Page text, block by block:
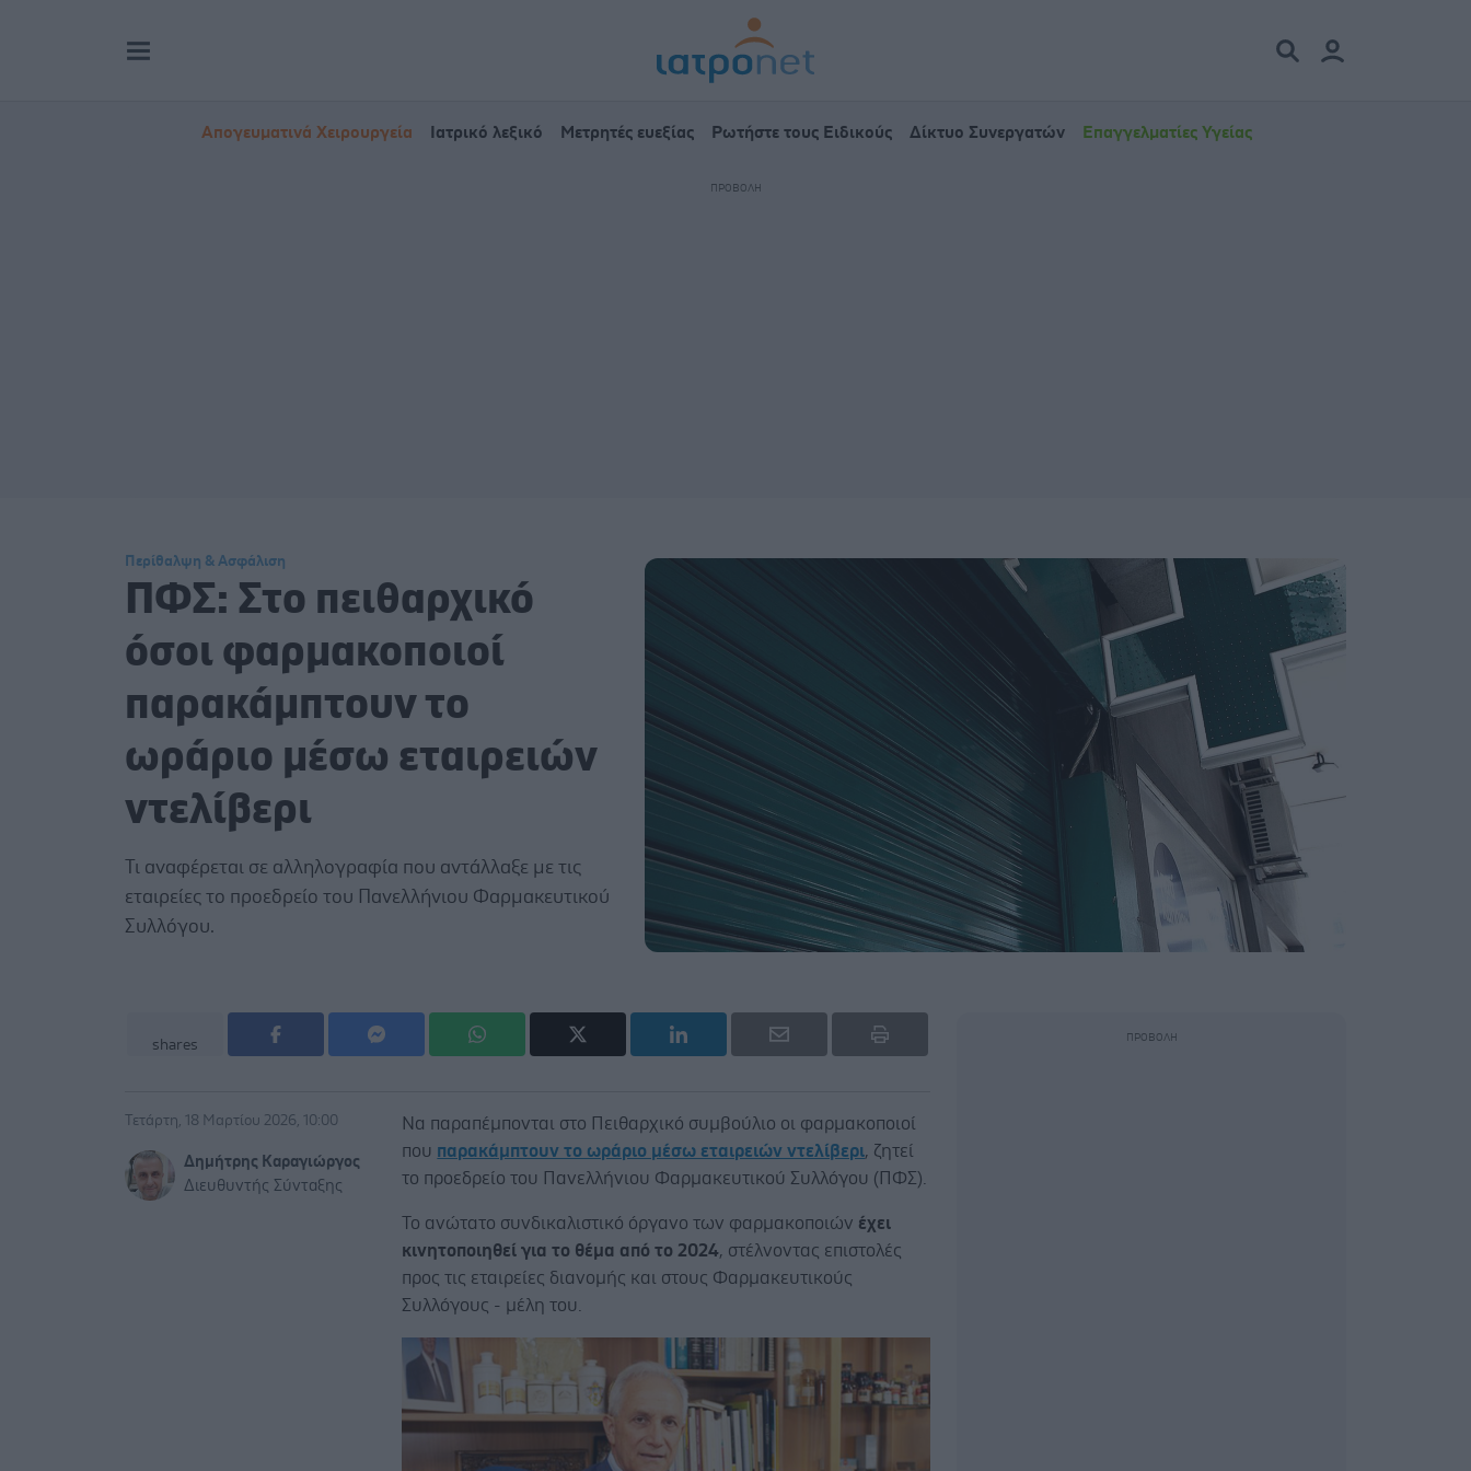
Απογευματινά Χειρουργεία Ιατρικό λεξικό Μετρητές ευεξίας Ρωτήστε τους Ειδικούς Δίκτυο Συνεργατών Επαγγελματίες Υγείας
Περίθαλψη & Ασφάλιση
ΠΦΣ: Στο πειθαρχικό
όσοι φαρμακοποιοί
παρακάμπτουν το
ωράριο μέσω εταιρειών
ντελίβερι
Τι αναφέρεται σε αλληλογραφία που αντάλλαξε με τις
εταιρείες το προεδρείο του Πανελλήνιου Φαρμακευτικού
Συλλόγου.
shares
Τετάρτη, 18 Μαρτίου 2026, 10:00
Δημήτρης Καραγιώργος
Διευθυντής Σύνταξης
Να παραπέμπονται στο Πειθαρχικό συμβούλιο οι φαρμακοποιοί
που παρακάμπτουν το ωράριο μέσω εταιρειών ντελίβερι, ζητεί
το προεδρείο του Πανελλήνιου Φαρμακευτικού Συλλόγου (ΠΦΣ).
Το ανώτατο συνδικαλιστικό όργανο των φαρμακοποιών έχει
κινητοποιηθεί για το θέμα από το 2024, στέλνοντας επιστολές
προς τις εταιρείες διανομής και στους Φαρμακευτικούς
Συλλόγους - μέλη του.